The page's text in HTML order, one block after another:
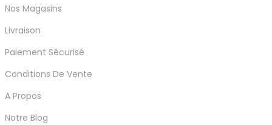
Nos Magasins
Livraison
Paiement Sécurisé
Conditions De Vente
A Propos
Notre Blog